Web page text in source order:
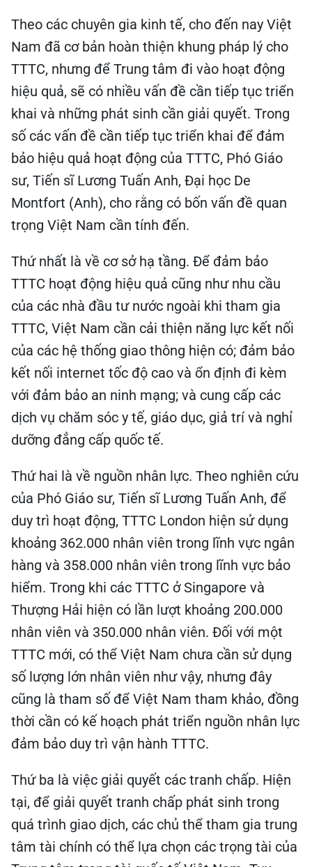
Theo các chuyên gia kinh tế, cho đến nay Việt
Nam đã cơ bản hoàn thiện khung pháp lý cho
TTTC, nhưng để Trung tâm đi vào hoạt động
hiệu quả, sẽ có nhiều vấn đề cần tiếp tục triển
khai và những phát sinh cần giải quyết. Trong
số các vấn đề cần tiếp tục triển khai để đảm
bảo hiệu quả hoạt động của TTTC, Phó Giáo
sư, Tiến sĩ Lương Tuấn Anh, Đại học De
Montfort (Anh), cho rằng có bốn vấn đề quan
trọng Việt Nam cần tính đến.
Thứ nhất là về cơ sở hạ tầng. Để đảm bảo
TTTC hoạt động hiệu quả cũng như nhu cầu
của các nhà đầu tư nước ngoài khi tham gia
TTTC, Việt Nam cần cải thiện năng lực kết nối
của các hệ thống giao thông hiện có; đảm bảo
kết nối internet tốc độ cao và ổn định đi kèm
với đảm bảo an ninh mạng; và cung cấp các
dịch vụ chăm sóc y tế, giáo dục, giả trí và nghỉ
dưỡng đẳng cấp quốc tế.
Thứ hai là về nguồn nhân lực. Theo nghiên cứu
của Phó Giáo sư, Tiến sĩ Lương Tuấn Anh, để
duy trì hoạt động, TTTC London hiện sử dụng
khoảng 362.000 nhân viên trong lĩnh vực ngân
hàng và 358.000 nhân viên trong lĩnh vực bảo
hiểm. Trong khi các TTTC ở Singapore và
Thượng Hải hiện có lần lượt khoảng 200.000
nhân viên và 350.000 nhân viên. Đối với một
TTTC mới, có thể Việt Nam chưa cần sử dụng
số lượng lớn nhân viên như vậy, nhưng đây
cũng là tham số để Việt Nam tham khảo, đồng
thời cần có kế hoạch phát triển nguồn nhân lực
đảm bảo duy trì vận hành TTTC.
Thứ ba là việc giải quyết các tranh chấp. Hiện
tại, để giải quyết tranh chấp phát sinh trong
quá trình giao dịch, các chủ thể tham gia trung
tâm tài chính có thể lựa chọn các trọng tài của